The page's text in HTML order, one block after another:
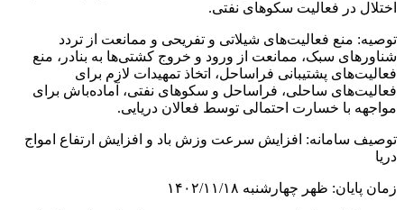
اختلال در فعالیت سکو‌های نفتی.
توصیه: منع فعالیت‌های شیلاتی و تفریحی و ممانعت از تردد
شناور‌های سبک، ممانعت از ورود و خروج کشتی‌ها به بنادر، منع
فعالیت‌های پشتیبانی فراساحل، اتخاذ تمهیدات لازم برای
فعالیت‌های ساحلی، فراساحل و سکو‌های نفتی، آماده‌باش برای
مواجهه با خسارت احتمالی توسط فعالان دریایی.
توصیف سامانه: افزایش سرعت وزش باد و افزایش ارتفاع امواج
دریا
زمان پایان: ظهر چهارشنبه ۱۴۰۲/۱۱/۱۸